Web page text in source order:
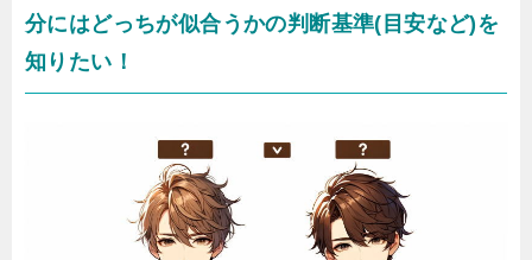
分にはどっちが似合うかの判断基準(目安など)を
知りたい！